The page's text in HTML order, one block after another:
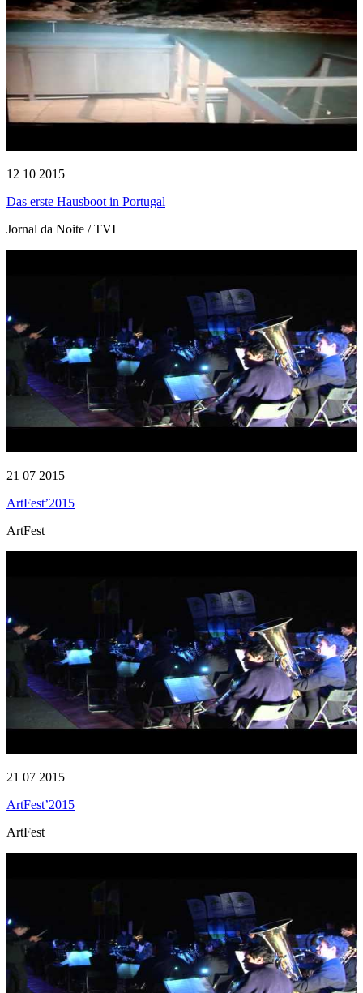
12 10 2015
Das erste Hausboot in Portugal
Jornal da Noite / TVI
21 07 2015
ArtFest’2015
ArtFest
21 07 2015
ArtFest’2015
ArtFest